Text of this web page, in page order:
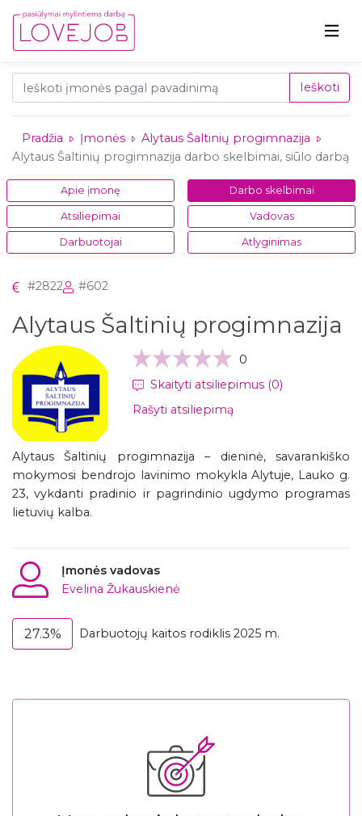
Ieškoti
Pradžia Įmonės
Alytaus Šaltinių progimnazija
Alytaus Šaltinių progimnazija darbo skelbimai, siūlo darbą
Apie įmonę Darbo skelbimai
Atsiliepimai Vadovas
Darbuotojai Atlyginimas
#2822 #602
Alytaus Šaltinių progimnazija
0
Skaityti atsiliepimus (0)
Rašyti atsiliepimą
Alytaus Šaltinių progimnazija – dieninė, savarankiško
mokymosi bendrojo lavinimo mokykla Alytuje, Lauko g.
23, vykdanti pradinio ir pagrindinio ugdymo programas
lietuvių kalba.
Įmonės vadovas
Evelina Žukauskienė
27.3% Darbuotojų kaitos rodiklis 2025 m.